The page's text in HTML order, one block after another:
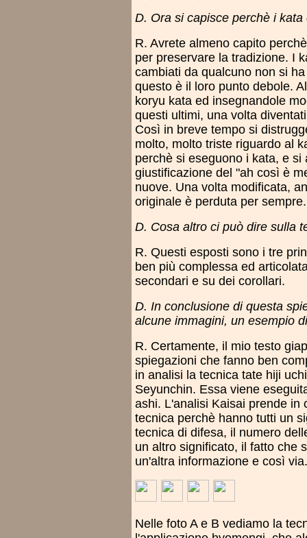
D. Ora si capisce perchè i
R. Avrete almeno capito
per preservare la tradizione. I
cambiati da qualcuno non si
questo è il loro punto debole.
koryu kata ed insegnandole
questi ultimi, una volta
Così in breve tempo si
molto, molto triste riguardo al
perchè si eseguono i kata, e
giustificazione del "ah così è
nuove. Una volta modificata,
originale è perduta per sempre.
D. Cosa altro ci può dire sulla
R. Questi esposti sono i tre
ben più complessa ed
secondari e su dei corollari.
D. In conclusione di questa
alcune immagini, un esempio
R. Certamente, il mio testo
spiegazioni che fanno ben
in analisi la tecnica tate hiji
Seyunchin. Essa viene
ashi. L'analisi Kaisai prende in
tecnica perchè hanno tutti un
tecnica di difesa, il numero
un altro significato, il fatto che
un'altra informazione e così via.
Nelle foto A e B vediamo la